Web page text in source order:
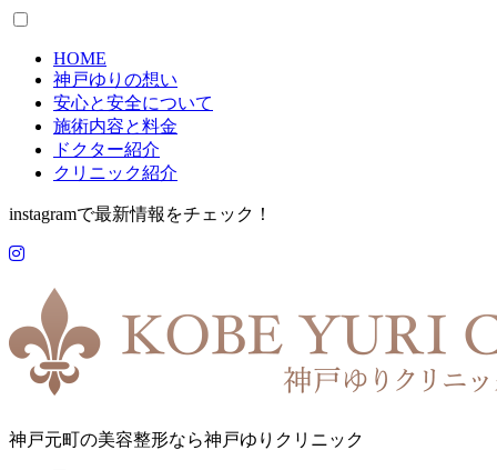
HOME
神戸ゆりの想い
安心と安全について
施術内容と料金
ドクター紹介
クリニック紹介
instagramで最新情報をチェック！
神戸元町の美容整形なら神戸ゆりクリニック